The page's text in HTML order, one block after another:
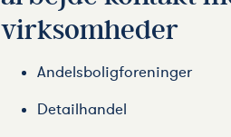
virksomheder
Andelsboligforeninger
Detailhandel